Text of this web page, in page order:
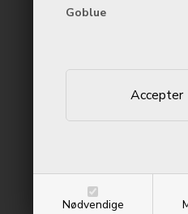
Goblue
Nødvendige